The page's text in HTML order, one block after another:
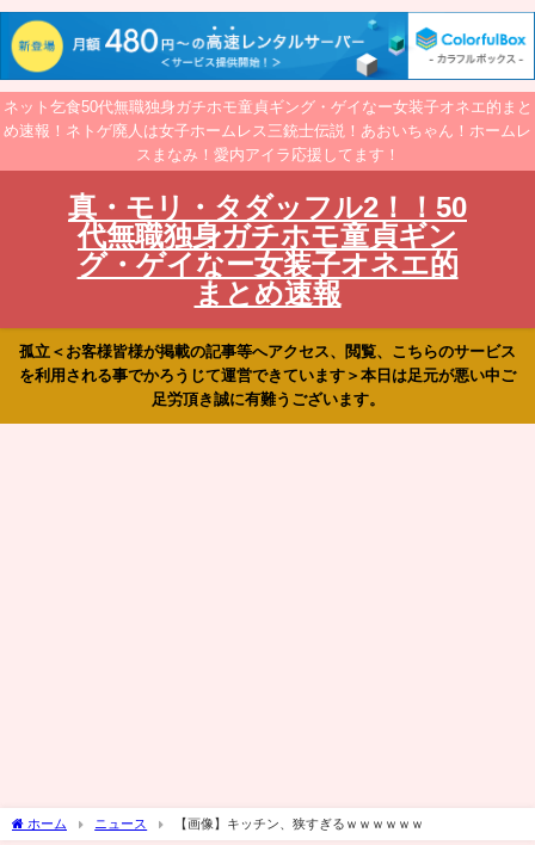
ネット乞食50代無職独身ガチホモ童貞ギング・ゲイなー女装子オネエ的まと
め速報！ネトゲ廃人は女子ホームレス三銃士伝説！あおいちゃん！ホームレ
スまなみ！愛内アイラ応援してます！
真・モリ・タダッフル2！！50
代無職独身ガチホモ童貞ギン
グ・ゲイなー女装子オネエ的
まとめ速報
孤立＜お客様皆様が掲載の記事等へアクセス、閲覧、こちらのサービス
を利用される事でかろうじて運営できています＞本日は足元が悪い中ご
足労頂き誠に有難うございます。
ホーム ニュース 【画像】キッチン、狭すぎるｗｗｗｗｗｗ